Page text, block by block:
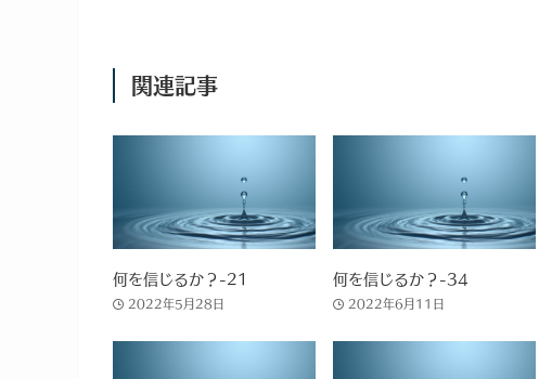
関連記事
何を信じるか？-21
2022年5月28日
何を信じるか？-34
2022年6月11日